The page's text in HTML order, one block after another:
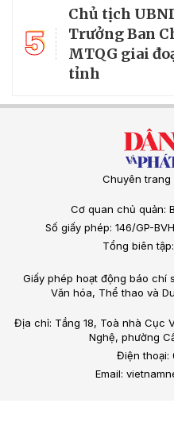
5
Chủ tịch
Trưởng Ban
MTQG giai
tỉnh
Chuyên trang
Cơ quan chủ quản:
Số giấy phép: 146/GP-
Tổng biên
Giấy phép hoạt động báo chí
Văn hóa, Thể thao và
Địa chỉ: Tầng 18, Toà nhà Cục
Nghệ, phường
Điện thoại:
Email: